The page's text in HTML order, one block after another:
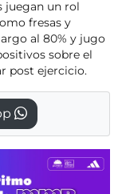
juegan un rol
fresas y
al 80% y jugo
sobre el
post ejercicio.